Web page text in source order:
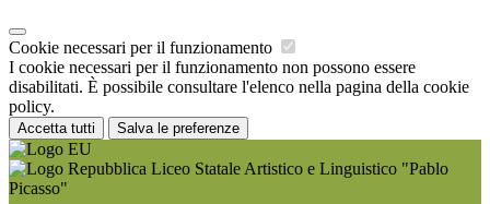
Cookie necessari per il funzionamento
I cookie necessari per il funzionamento non possono essere
disabilitati. È possibile consultare l'elenco nella pagina della cookie
policy.
Accetta tutti Salva le preferenze
Liceo Statale Artistico e Linguistico "Pablo
Picasso"